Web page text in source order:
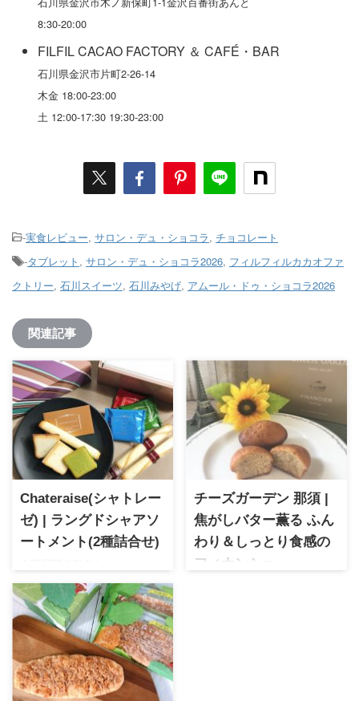
8:30-20:00
FILFIL CACAO FACTORY ＆ CAFÉ・BAR
石川県金沢市片町2-26-14
木金 18:00-23:00
土 12:00-17:30 19:30-23:00
-実食レビュー, サロン・デュ・ショコラ, チョコレート
-タブレット , サロン・デュ・ショコラ2026, フィルフィルカカオファ
クトリー, 石川スイーツ, 石川みやげ, アムール・ドゥ・ショコラ2026
関連記事
Chateraise(シャトレー
ゼ) | ラングドシャアソ
ートメント(2種詰合せ)
ゼの詰合せギフト。サクサク
食感が特徴のラングドシャ2種
類を詰め合わせたギフト商品
になります。上品な甘さとモ
ダンでおしゃれなパッケージ
が魅力的です。おうちカフェ
タイムにオススメ。
チーズガーデン 那須 |
焦がしバター薫る ふん
わり＆しっとり食感の
フィナンシェ